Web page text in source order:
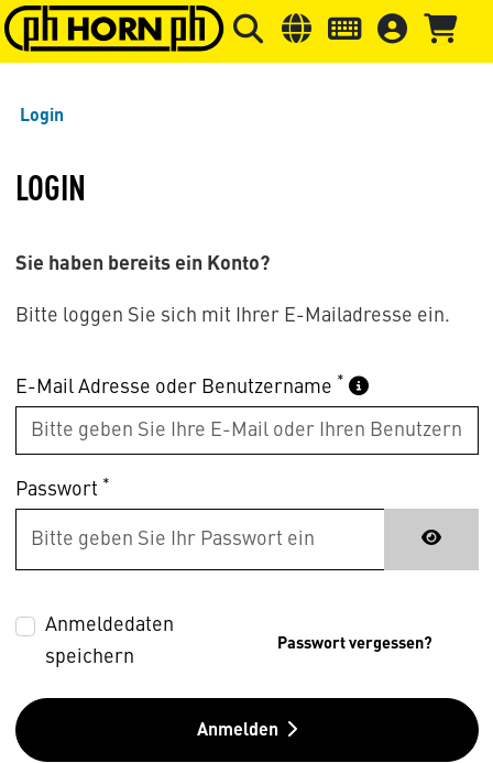
Springe zu Hauptinhalt Springe zum Header Springe
Login
LOGIN
Sie haben bereits ein Konto?
Bitte loggen Sie sich mit Ihrer E-Mailadresse ein.
E-Mail Adresse oder Benutzername *
Passwort *
Anmeldedaten
speichern
Passwort vergessen?
Anmelden